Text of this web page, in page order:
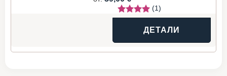
(1)
ДЕТАЛИ